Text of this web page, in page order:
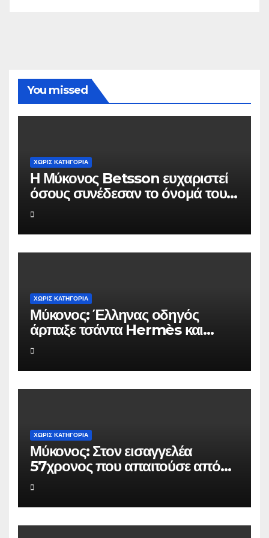
You missed
ΧΩΡΊΣ ΚΑΤΗΓΟΡΊΑ
Η Μύκονος Betsson ευχαριστεί
όσους συνέδεσαν το όνομά τους
με την ιστορική χρονιά
ΧΩΡΊΣ ΚΑΤΗΓΟΡΊΑ
Μύκονος: Έλληνας οδηγός
άρπαξε τσάντα Hermès και
Rolex αξίας 75.000 ευρώ από
Ουκρανό τουρίστα
ΧΩΡΊΣ ΚΑΤΗΓΟΡΊΑ
Μύκονος: Στον εισαγγελέα
57χρονος που απαιτούσε από
επιχειρηματία 80.000 ευρώ για
να μην κάνει καταγγελίες σε
βάρος του